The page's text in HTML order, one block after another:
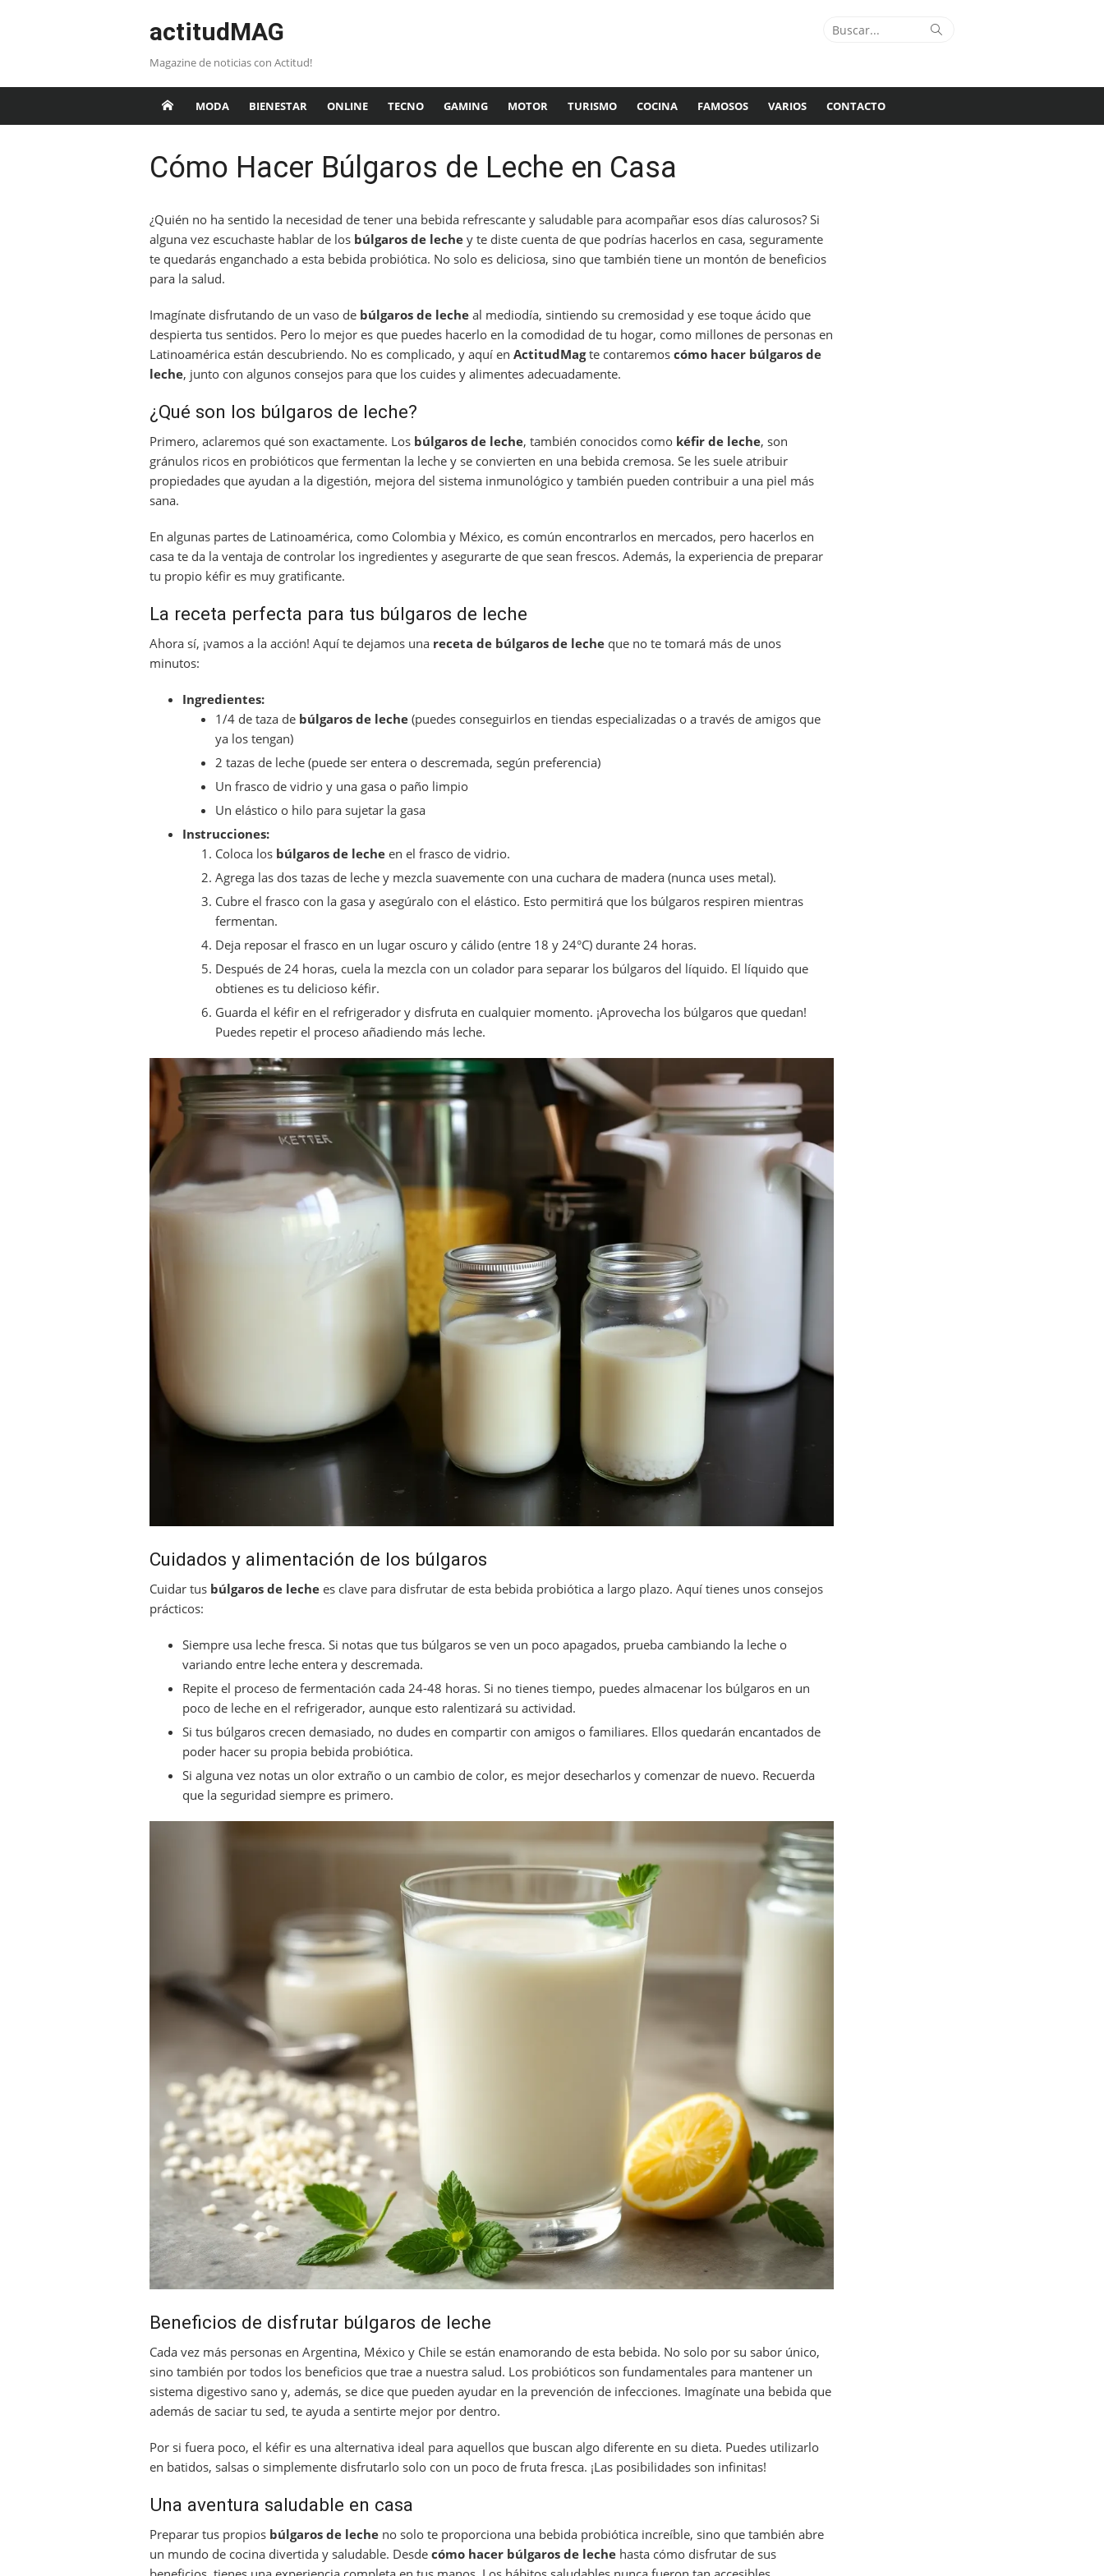
actitudMAG
Magazine de noticias con Actitud!
Buscar: Buscar
MODA BIENESTAR ONLINE TECNO GAMING MOTOR TURISMO COCINA FAMOSOS VARIOS CONTACTO
Cómo Hacer Búlgaros de Leche en Casa
¿Quién no ha sentido la necesidad de tener una bebida refrescante y saludable para acompañar esos días calurosos? Si
alguna vez escuchaste hablar de los búlgaros de leche y te diste cuenta de que podrías hacerlos en casa, seguramente
te quedarás enganchado a esta bebida probiótica. No solo es deliciosa, sino que también tiene un montón de beneficios
para la salud.
Imagínate disfrutando de un vaso de búlgaros de leche al mediodía, sintiendo su cremosidad y ese toque ácido que
despierta tus sentidos. Pero lo mejor es que puedes hacerlo en la comodidad de tu hogar, como millones de personas en
Latinoamérica están descubriendo. No es complicado, y aquí en ActitudMagte contaremos cómo hacer búlgaros de
leche, junto con algunos consejos para que los cuides y alimentes adecuadamente.
¿Qué son los búlgaros de leche?
Primero, aclaremos qué son exactamente. Los búlgaros de leche, también conocidos como kéfir de leche, son
gránulos ricos en probióticos que fermentan la leche y se convierten en una bebida cremosa. Se les suele atribuir
propiedades que ayudan a la digestión, mejora del sistema inmunológico y también pueden contribuir a una piel más
sana.
En algunas partes de Latinoamérica, como Colombia y México, es común encontrarlos en mercados, pero hacerlos en
casa te da la ventaja de controlar los ingredientes y asegurarte de que sean frescos. Además, la experiencia de preparar
tu propio kéfir es muy gratificante.
La receta perfecta para tus búlgaros de leche
Ahora sí, ¡vamos a la acción! Aquí te dejamos una receta de búlgaros de leche que no te tomará más de unos
minutos:
Ingredientes:
1/4 de taza de búlgaros de leche (puedes conseguirlos en tiendas especializadas o a través de amigos que
ya los tengan)
2 tazas de leche (puede ser entera o descremada, según preferencia)
Un frasco de vidrio y una gasa o paño limpio
Un elástico o hilo para sujetar la gasa
Instrucciones:
Coloca los búlgaros de leche en el frasco de vidrio.
Agrega las dos tazas de leche y mezcla suavemente con una cuchara de madera (nunca uses metal).
Cubre el frasco con la gasa y asegúralo con el elástico. Esto permitirá que los búlgaros respiren mientras
fermentan.
Deja reposar el frasco en un lugar oscuro y cálido (entre 18 y 24°C) durante 24 horas.
Después de 24 horas, cuela la mezcla con un colador para separar los búlgaros del líquido. El líquido que
obtienes es tu delicioso kéfir.
Guarda el kéfir en el refrigerador y disfruta en cualquier momento. ¡Aprovecha los búlgaros que quedan!
Puedes repetir el proceso añadiendo más leche.
Cuidados y alimentación de los búlgaros
Cuidar tus búlgaros de leche es clave para disfrutar de esta bebida probiótica a largo plazo. Aquí tienes unos consejos
prácticos:
Siempre usa leche fresca. Si notas que tus búlgaros se ven un poco apagados, prueba cambiando la leche o
variando entre leche entera y descremada.
Repite el proceso de fermentación cada 24-48 horas. Si no tienes tiempo, puedes almacenar los búlgaros en un
poco de leche en el refrigerador, aunque esto ralentizará su actividad.
Si tus búlgaros crecen demasiado, no dudes en compartir con amigos o familiares. Ellos quedarán encantados de
poder hacer su propia bebida probiótica.
Si alguna vez notas un olor extraño o un cambio de color, es mejor desecharlos y comenzar de nuevo. Recuerda
que la seguridad siempre es primero.
Beneficios de disfrutar búlgaros de leche
Cada vez más personas en Argentina, México y Chile se están enamorando de esta bebida. No solo por su sabor único,
sino también por todos los beneficios que trae a nuestra salud. Los probióticos son fundamentales para mantener un
sistema digestivo sano y, además, se dice que pueden ayudar en la prevención de infecciones. Imagínate una bebida que
además de saciar tu sed, te ayuda a sentirte mejor por dentro.
Por si fuera poco, el kéfir es una alternativa ideal para aquellos que buscan algo diferente en su dieta. Puedes utilizarlo
en batidos, salsas o simplemente disfrutarlo solo con un poco de fruta fresca. ¡Las posibilidades son infinitas!
Una aventura saludable en casa
Preparar tus propios búlgaros de leche no solo te proporciona una bebida probiótica increíble, sino que también abre
un mundo de cocina divertida y saludable. Desde cómo hacer búlgaros de leche hasta cómo disfrutar de sus